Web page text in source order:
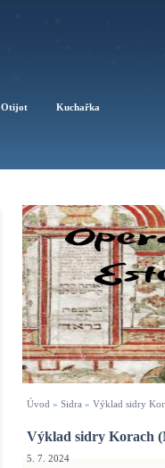
Úvod » Sidra » Výklad sidry
Výklad sidry Korach
5. 7. 2024
Otijot Kuchařka